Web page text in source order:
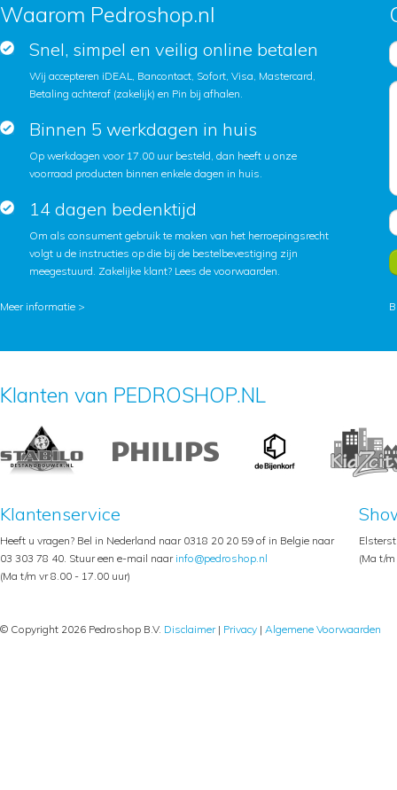
Waarom Pedroshop.nl
Snel, simpel en veilig online betalen
Wij accepteren iDEAL, Bancontact, Sofort, Visa, Mastercard,
Betaling achteraf (zakelijk) en Pin bij afhalen.
Binnen 5 werkdagen in huis
Op werkdagen voor 17.00 uur besteld, dan heeft u onze
voorraad producten binnen enkele dagen in huis.
14 dagen bedenktijd
Om als consument gebruik te maken van het herroepingsrecht
volgt u de instructies op die bij de bestelbevestiging zijn
meegestuurd. Zakelijke klant? Lees de voorwaarden.
Meer informatie >
Klanten van PEDROSHOP.NL
Klantenservice
Heeft u vragen? Bel in Nederland naar 0318 20 20 59 of in Belgie naar
03 303 78 40. Stuur een e-mail naar info@pedroshop.nl
(Ma t/m vr 8.00 - 17.00 uur)
(Ma t/
© Copyright 2026 Pedroshop B.V. Disclaimer| Privacy | Algemene Voorwaarden